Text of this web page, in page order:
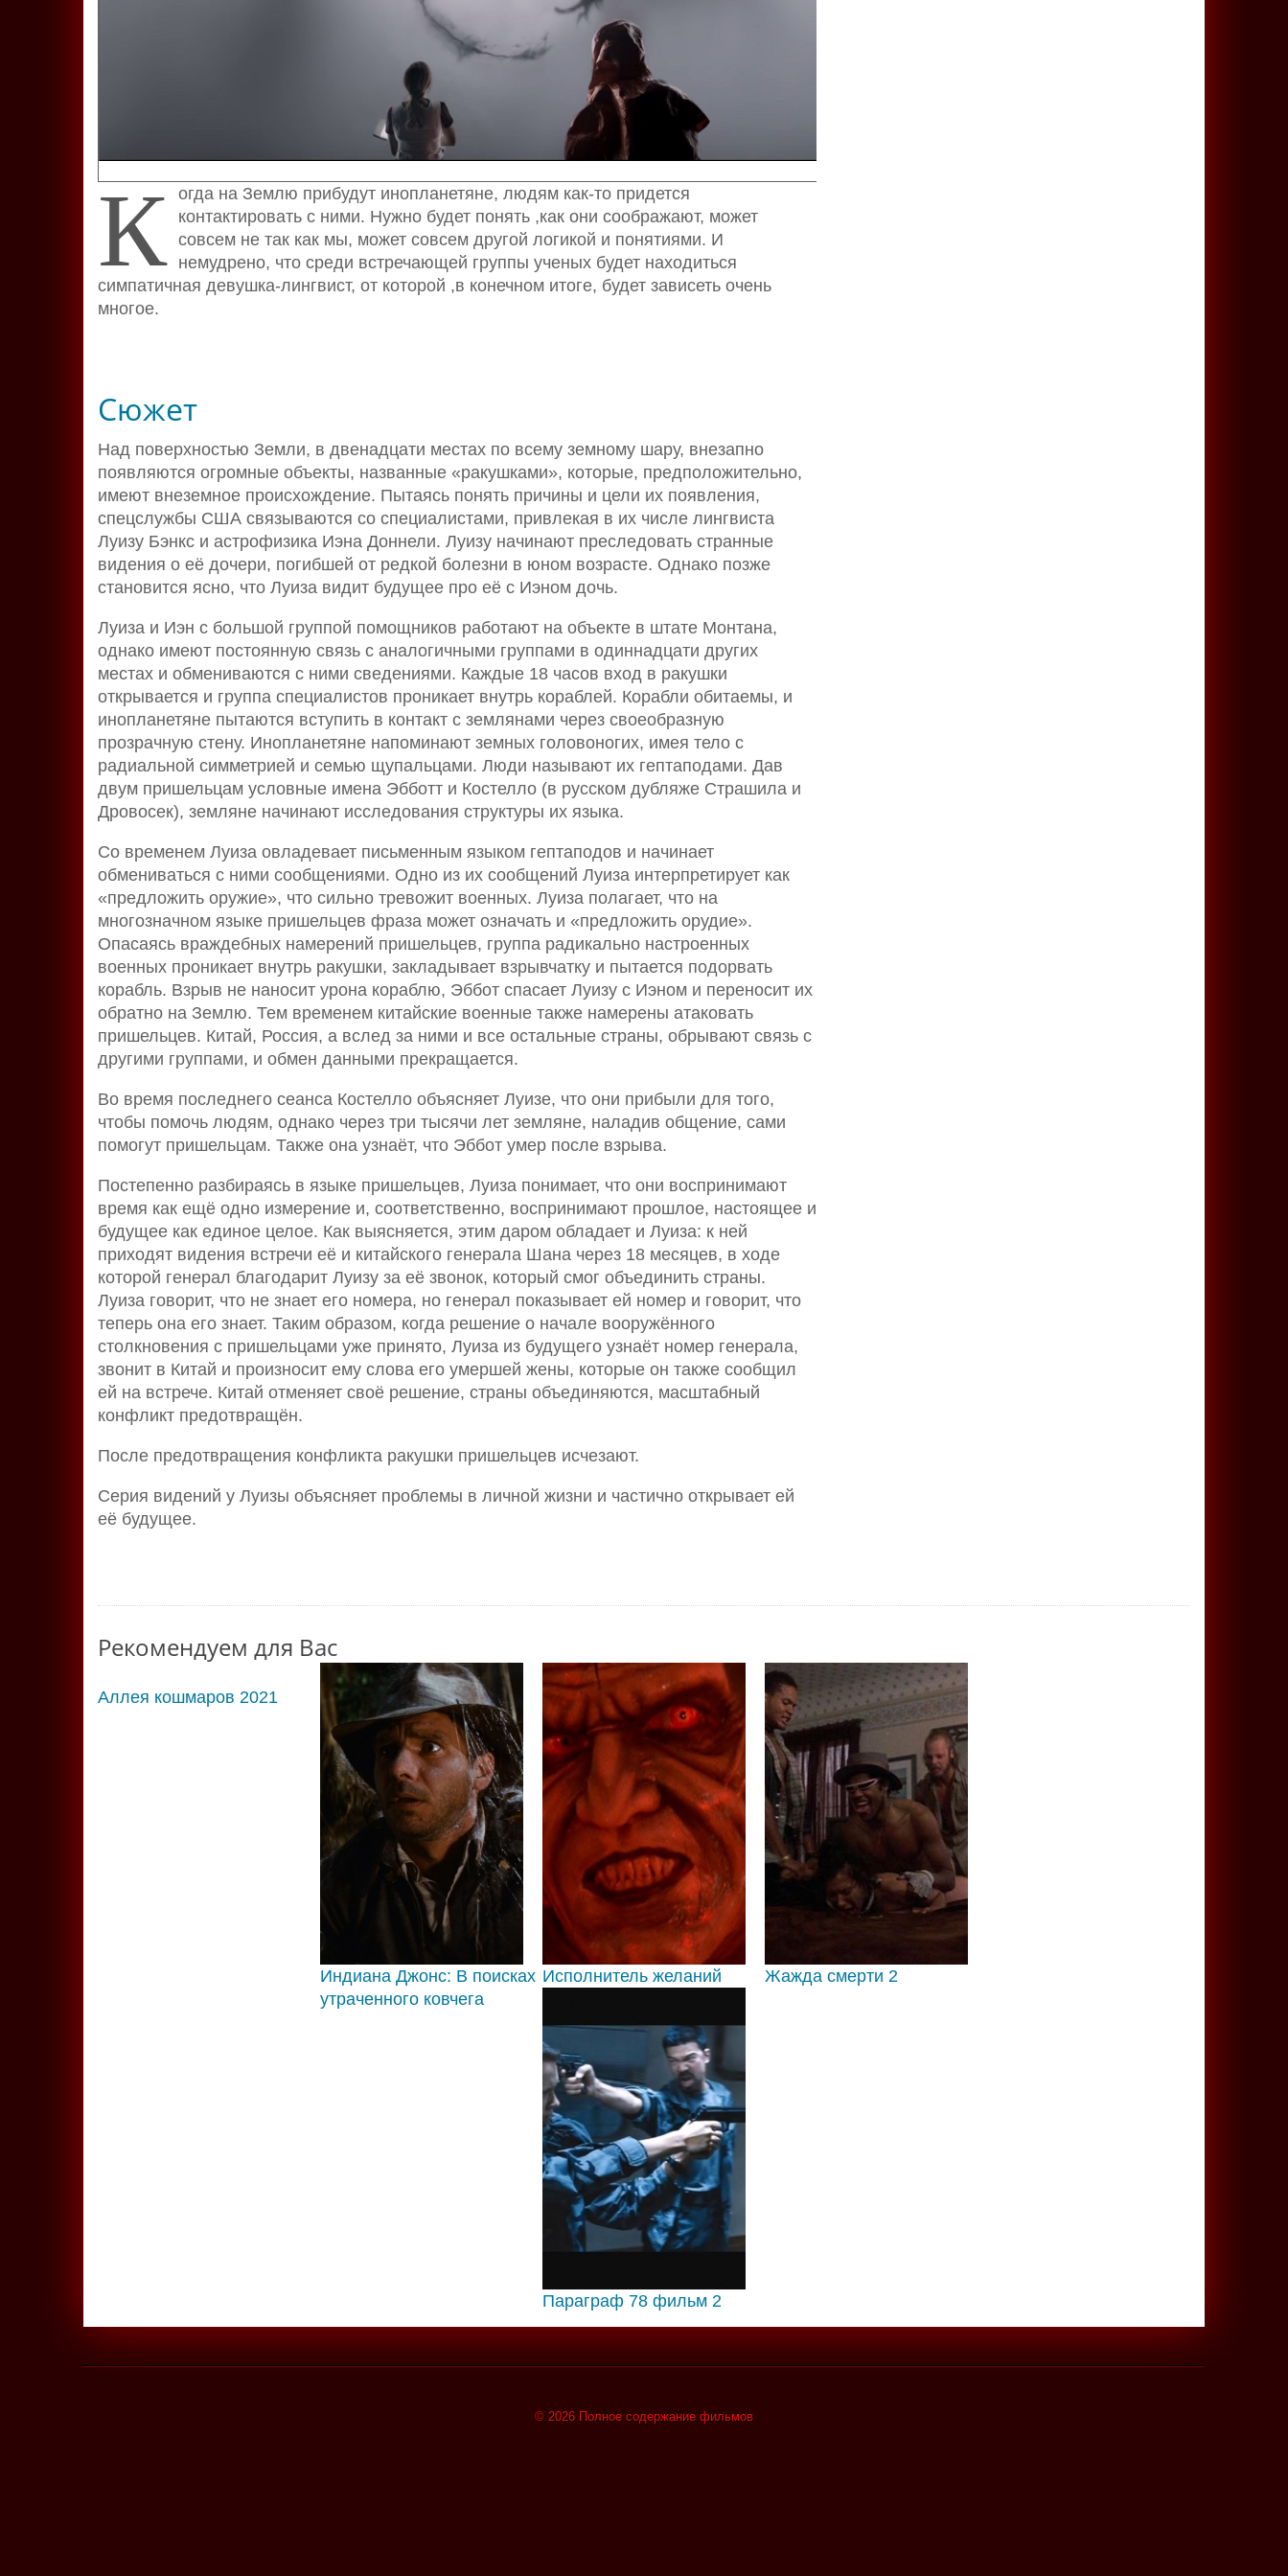
К огда на Землю прибудут инопланетяне, людям как-то придется
контактировать с ними. Нужно будет понять ,как они соображают, может
совсем не так как мы, может совсем другой логикой и понятиями. И
немудрено, что среди встречающей группы ученых будет находиться
симпатичная девушка-лингвист, от которой ,в конечном итоге, будет зависеть очень
многое.
Сюжет
Над поверхностью Земли, в двенадцати местах по всему земному шару, внезапно
появляются огромные объекты, названные «ракушками», которые, предположительно,
имеют внеземное происхождение. Пытаясь понять причины и цели их появления,
спецслужбы США связываются со специалистами, привлекая в их числе лингвиста
Луизу Бэнкс и астрофизика Иэна Доннели. Луизу начинают преследовать странные
видения о её дочери, погибшей от редкой болезни в юном возрасте. Однако позже
становится ясно, что Луиза видит будущее про её с Иэном дочь.
Луиза и Иэн с большой группой помощников работают на объекте в штате Монтана,
однако имеют постоянную связь с аналогичными группами в одиннадцати других
местах и обмениваются с ними сведениями. Каждые 18 часов вход в ракушки
открывается и группа специалистов проникает внутрь кораблей. Корабли обитаемы, и
инопланетяне пытаются вступить в контакт с землянами через своеобразную
прозрачную стену. Инопланетяне напоминают земных головоногих, имея тело с
радиальной симметрией и семью щупальцами. Люди называют их гептаподами. Дав
двум пришельцам условные имена Эбботт и Костелло (в русском дубляже Страшила и
Дровосек), земляне начинают исследования структуры их языка.
Со временем Луиза овладевает письменным языком гептаподов и начинает
обмениваться с ними сообщениями. Одно из их сообщений Луиза интерпретирует как
«предложить оружие», что сильно тревожит военных. Луиза полагает, что на
многозначном языке пришельцев фраза может означать и «предложить орудие».
Опасаясь враждебных намерений пришельцев, группа радикально настроенных
военных проникает внутрь ракушки, закладывает взрывчатку и пытается подорвать
корабль. Взрыв не наносит урона кораблю, Эббот спасает Луизу с Иэном и переносит их
обратно на Землю. Тем временем китайские военные также намерены атаковать
пришельцев. Китай, Россия, а вслед за ними и все остальные страны, обрывают связь с
другими группами, и обмен данными прекращается.
Во время последнего сеанса Костелло объясняет Луизе, что они прибыли для того,
чтобы помочь людям, однако через три тысячи лет земляне, наладив общение, сами
помогут пришельцам. Также она узнаёт, что Эббот умер после взрыва.
Постепенно разбираясь в языке пришельцев, Луиза понимает, что они воспринимают
время как ещё одно измерение и, соответственно, воспринимают прошлое, настоящее и
будущее как единое целое. Как выясняется, этим даром обладает и Луиза: к ней
приходят видения встречи её и китайского генерала Шана через 18 месяцев, в ходе
которой генерал благодарит Луизу за её звонок, который смог объединить страны.
Луиза говорит, что не знает его номера, но генерал показывает ей номер и говорит, что
теперь она его знает. Таким образом, когда решение о начале вооружённого
столкновения с пришельцами уже принято, Луиза из будущего узнаёт номер генерала,
звонит в Китай и произносит ему слова его умершей жены, которые он также сообщил
ей на встрече. Китай отменяет своё решение, страны объединяются, масштабный
конфликт предотвращён.
После предотвращения конфликта ракушки пришельцев исчезают.
Серия видений у Луизы объясняет проблемы в личной жизни и частично открывает ей
её будущее.
Рекомендуем для Вас
Аллея кошмаров 2021
Индиана Джонс: В поисках
утраченного ковчега
Исполнитель желаний Жажда смерти 2
Параграф 78 фильм 2
© 2026 Полное содержание фильмов